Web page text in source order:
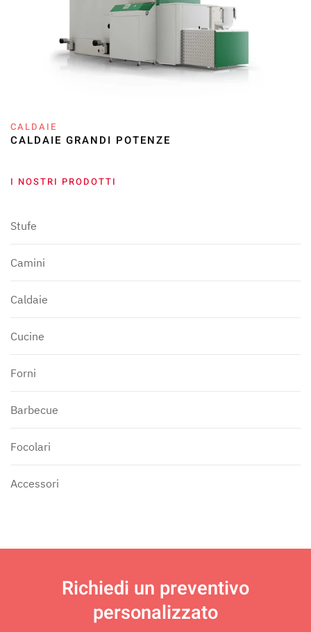
CALDAIE
CALDAIE GRANDI POTENZE
I NOSTRI PRODOTTI
Stufe
Camini
Caldaie
Cucine
Forni
Barbecue
Focolari
Accessori
Richiedi un preventivo
personalizzato